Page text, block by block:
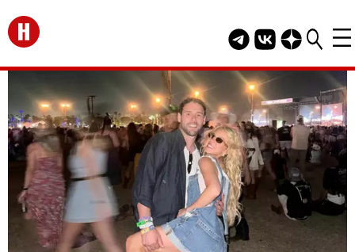
Перейти на главную
Telegram канал
Группа HELLO
Канал